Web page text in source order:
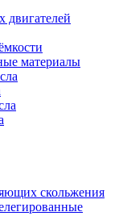
двигателей
материалы
скольжения